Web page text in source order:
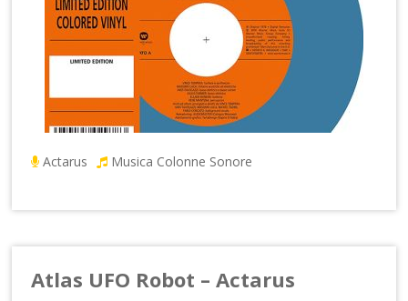
Actarus Musica Colonne Sonore
Atlas UFO Robot – Actarus